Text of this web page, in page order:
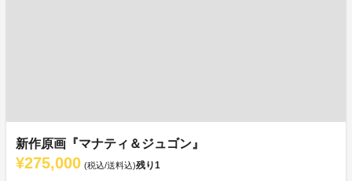
新作原画『マナティ＆ジュゴン』
¥275,000 (税込/送料込)残り1